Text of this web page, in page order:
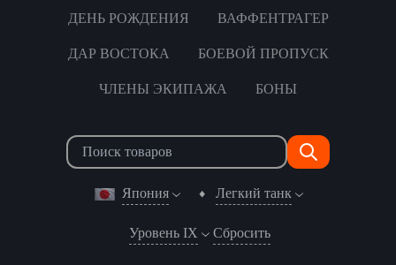
ДЕНЬ РОЖДЕНИЯ ВАФФЕНТРАГЕР
ДАР ВОСТОКА БОЕВОЙ ПРОПУСК
ЧЛЕНЫ ЭКИПАЖА БОНЫ
Япония Легкий танк
Уровень IX Сбросить